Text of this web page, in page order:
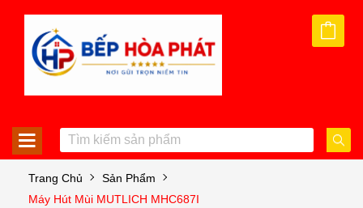
Trang Chủ
Sản Phẩm
Máy Hút Mùi MUTLICH MHC687I